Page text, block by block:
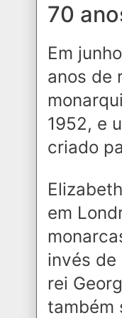
70
Em
anos de
1952, e
criado
em
invés de
rei
também